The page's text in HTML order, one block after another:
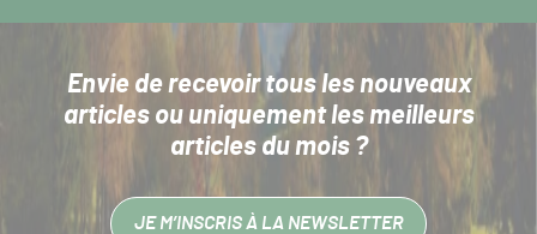
Envie de recevoir tous les nouveaux
articlesou uniquement les meilleurs
articles du mois ?
JE M’INSCRIS À LA NEWSLETTER